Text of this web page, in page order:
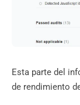
Esta parte del
de rendimiento